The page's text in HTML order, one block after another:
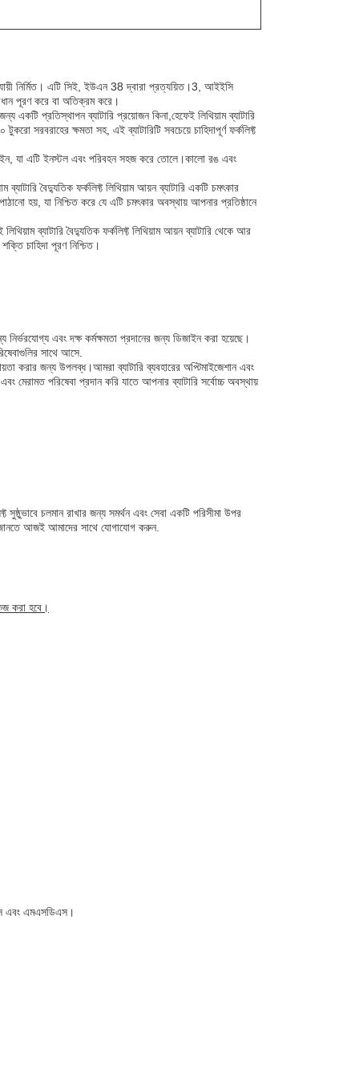
নির্মিত। এটি সিই, ইউএন 38 দ্বারা প্রত্যয়িত।3, আইইসি
পূরণ করে বা অতিক্রম করে।
একটি প্রতিস্থাপন ব্যাটারি প্রয়োজন কিনা,হেফেই লিথিয়াম ব্যাটারি
সরবরাহের ক্ষমতা সহ, এই ব্যাটারিটি সবচেয়ে চাহিদাপূর্ণ ফর্কলিফ্ট
যা এটি ইনস্টল এবং পরিবহন সহজ করে তোলে।কালো রঙ এবং
বৈদ্যুতিক ফর্কলিফ্ট লিথিয়াম আয়ন ব্যাটারি একটি চমৎকার
হয়, যা নিশ্চিত করে যে এটি চমৎকার অবস্থায় আপনার প্রতিষ্ঠানে
ব্যাটারি বৈদ্যুতিক ফর্কলিফ্ট লিথিয়াম আয়ন ব্যাটারি থেকে আর
চাহিদা পূরণ নিশ্চিত।
এবং দক্ষ কর্মক্ষমতা প্রদানের জন্য ডিজাইন করা হয়েছে।
সাথে আসে.
করার জন্য উপলব্ধ।আমরা ব্যাটারি ব্যবহারের অপ্টিমাইজেশান এবং
মেরামত পরিষেবা প্রদান করি যাতে আপনার ব্যাটারি সর্বোচ্চ অবস্থায়
সুষ্ঠুভাবে চলমান রাখার জন্য সমর্থন এবং সেবা একটি পরিসীমা উপর
আজই আমাদের সাথে যোগাযোগ করুন.
করা হবে।
এবং এমএসডিএস।